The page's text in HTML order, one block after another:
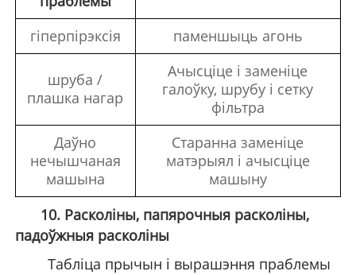
гіперпірэксія паменшыць агонь
шруба /
плашка нагар
Ачысціце і заменіце
галоўку, шрубу і сетку
фільтра
Даўно
нечышчаная
машына
Старанна заменіце
матэрыял і ачысціце
машыну
10. Расколіны, папярочныя расколіны,
падоўжныя расколіны
Табліца прычын і вырашэння праблемы